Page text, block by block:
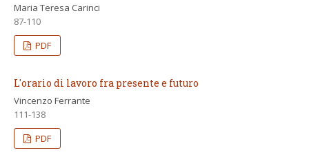
Maria Teresa Carinci
87-110
PDF
L'orario di lavoro fra presente e futuro
Vincenzo Ferrante
111-138
PDF